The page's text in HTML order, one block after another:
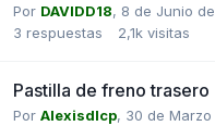
Por DAVIDD18, 8 de Junio
3 respuestas 2,1k visitas
Pastilla de freno trasero
Por Alexisdlcp, 30 de Marzo